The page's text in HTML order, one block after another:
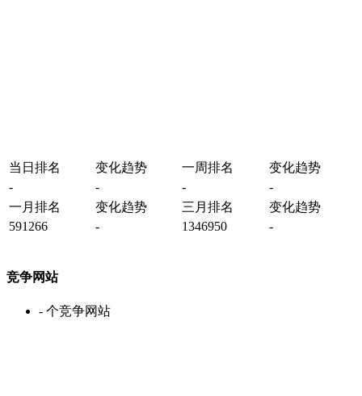
当日排名 变化趋势 一周排名
变化趋势
-
- -
-
一月排名
变化趋势 三月排名
变化趋势
591266
- 1346950 -
竞争网站
- 个竞争网站